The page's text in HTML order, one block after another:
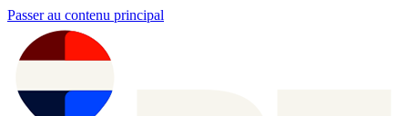
Passer au contenu principal